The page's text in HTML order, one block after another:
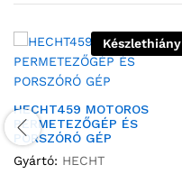
Készlethiány
HECHT459 MOTOROS
PERMETEZŐGÉP ÉS
PORSZÓRÓ GÉP
Gyártó: HECHT